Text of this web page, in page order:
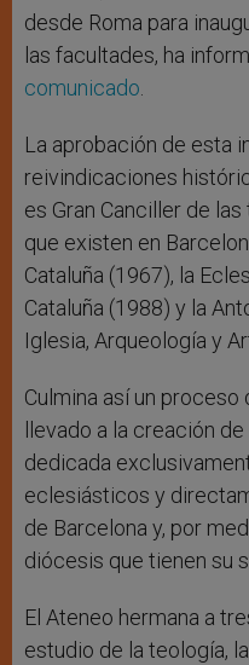
desde Roma para
las facultades, ha
comunicado.
La aprobación de esta
reivindicaciones
es Gran Canciller de
que existen en
Cataluña (1967), la
Cataluña (1988) y la
Iglesia, Arqueología y
Culmina así un
llevado a la creación
dedicada
eclesiásticos y
de Barcelona y, por
diócesis que tienen su
El Ateneo hermana a
estudio de la teología,